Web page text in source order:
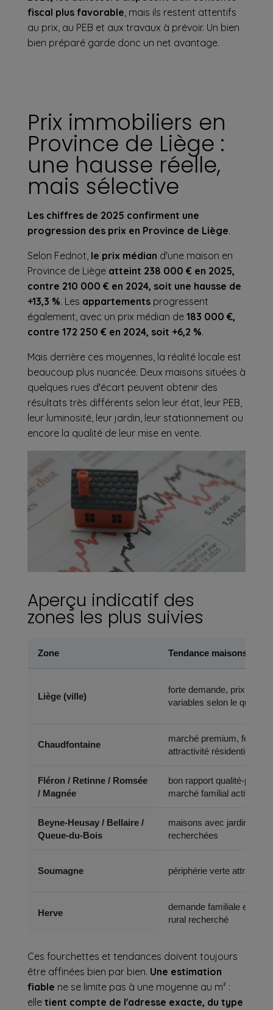
fiscal plus favorable, mais ils restent attentifs
au prix, au PEB et aux travaux à prévoir. Un bien
bien préparé garde donc un net avantage.
Prix immobiliers en
Province de Liège :
une hausse réelle,
mais sélective
Les chiffres de 2025 confirment une
progression des prix en Province de Liège.
Selon Fednot, le prix médian d'une maison en
Province de Liège atteint 238 000 € en 2025,
contre 210 000 € en 2024, soit une hausse de
+13,3 %. Les appartements progressent
également, avec un prix médian de 183 000 €,
contre 172 250 € en 2024, soit +6,2 %.
Mais derrière ces moyennes, la réalité locale est
beaucoup plus nuancée. Deux maisons situées à
quelques rues d'écart peuvent obtenir des
résultats très différents selon leur état, leur PEB,
leur luminosité, leur jardin, leur stationnement ou
encore la qualité de leur mise en vente.
Aperçu indicatif des
zones les plus suivies
Zone Tendance maisons
Liège (ville)
forte demande, prix
variables selon le quartier
Chaudfontaine
marché premium, forte
attractivité résidentielle
Fléron / Retinne / Romsée
/ Magnée
bon rapport qualité-prix,
marché familial actif
Beyne-Heusay / Bellaire /
Queue-du-Bois
maisons avec jardin
recherchées
Soumagne périphérie verte attractive
Herve
demande familiale et
rural recherché
Ces fourchettes et tendances doivent toujours
être affinées bien par bien. Une estimation
fiable ne se limite pas à une moyenne au m² :
elle tient compte de l'adresse exacte, du type